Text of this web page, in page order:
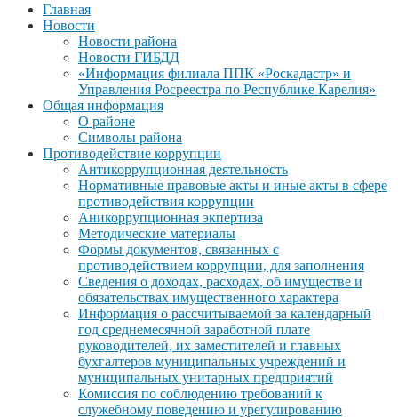
Главная
Новости
Новости района
Новости ГИБДД
«Информация филиала ППК «Роскадастр» и
Управления Росреестра по Республике Карелия»
Общая информация
О районе
Символы района
Противодействие коррупции
Антикоррупционная деятельность
Нормативные правовые акты и иные акты в сфере
противодействия коррупции
Аникоррупционная экпертиза
Методические материалы
Формы документов, связанных с
противодействием коррупции, для заполнения
Сведения о доходах, расходах, об имуществе и
обязательствах имущественного характера
Информация о рассчитываемой за календарный
год среднемесячной заработной плате
руководителей, их заместителей и главных
бухгалтеров муниципальных учреждений и
муниципальных унитарных предприятий
Комиссия по соблюдению требований к
служебному поведению и урегулированию